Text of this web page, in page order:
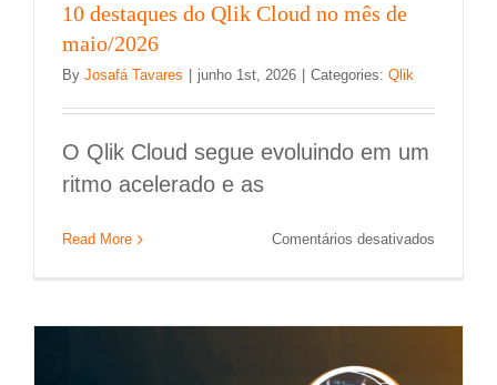
10 destaques do Qlik Cloud no mês de
maio/2026
By Josafá Tavares junho 1st, 2026 Categories: Qlik
O Qlik Cloud segue evoluindo em um
ritmo acelerado e as
Read More Comentários desativados
Qlik
ela é decisiva para o futuro da sua empresa?